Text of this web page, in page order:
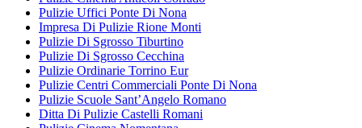
Pulizie Uffici Ponte Di Nona
Impresa Di Pulizie Rione Monti
Pulizie Di Sgrosso Tiburtino
Pulizie Di Sgrosso Cecchina
Pulizie Ordinarie Torrino Eur
Pulizie Centri Commerciali Ponte Di Nona
Pulizie Scuole Sant’Angelo Romano
Ditta Di Pulizie Castelli Romani